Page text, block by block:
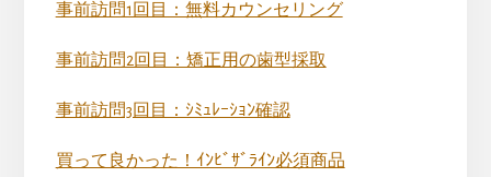
事前訪問1回目：無料カウンセリング
事前訪問2回目：矯正用の歯型採取
事前訪問3回目：ｼﾐｭﾚｰｼｮﾝ確認
買って良かった！ｲﾝﾋﾞｻﾞﾗｲﾝ必須商品